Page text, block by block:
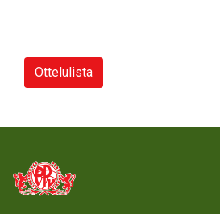
Ottelulista